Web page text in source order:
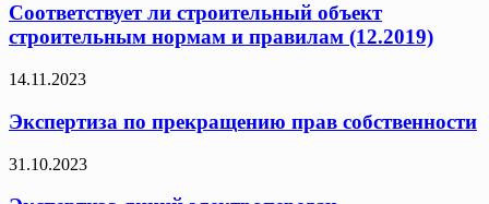
Соответствует ли строительный объект
строительным нормам и правилам (12.2019)
14.11.2023
Экспертиза по прекращению прав собственности
31.10.2023